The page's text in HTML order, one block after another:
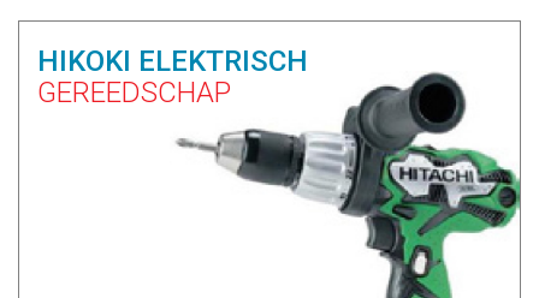
HIKOKI ELEKTRISCH
GEREEDSCHAP